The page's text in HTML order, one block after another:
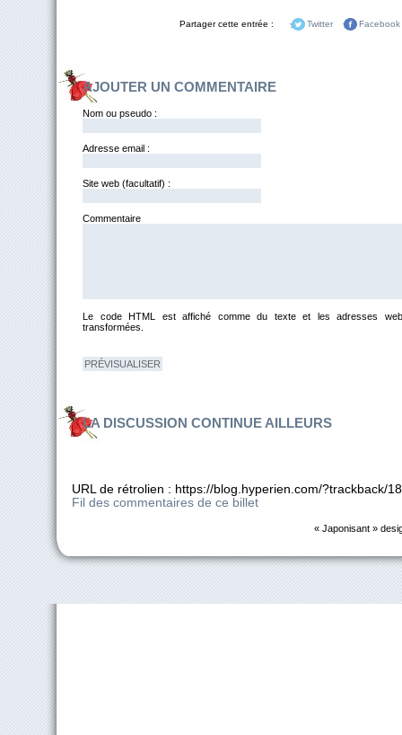
Partager cette entrée : Twitter Facebook
AJOUTER UN COMMENTAIRE
Nom ou pseudo :
Adresse email :
Site web (facultatif) :
Le code HTML est affiché comme du texte et les adresses web
transformées.
LA DISCUSSION CONTINUE AILLEURS
URL de rétrolien : https://blog.hyperien.com/?trackback/
Fil des commentaires de ce billet
« Japonisant »